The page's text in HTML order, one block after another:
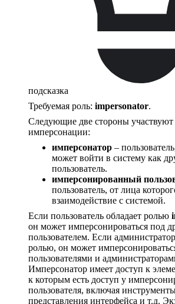
подсказка
Требуемая роль: impersonator.
Следующие две стороны участвуют
имперсонации:
имперсонатор –
может войти в систему как
пользователь.
имперсонированный
пользователь, от лица
взаимодействие с системой.
Если пользователь обладает ролью
он может имперсонироваться под
пользователем. Если
ролью, он может
пользователями и
Имперсонатор имеет доступ к
к которым есть доступ у
пользователя, включая
представления интерфейса и т.д.